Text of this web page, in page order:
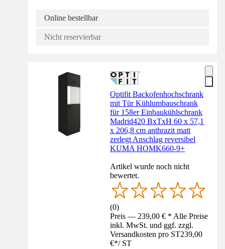
Online bestellbar
Nicht reservierbar
Optifit Backofenhochschrank
mit Tür Kühlumbauschrank
für 158er Einbaukühlschrank
Madrid420 BxTxH 60 x 57,1
x 206,8 cm anthrazit matt
zerlegt Anschlag reversibel
KUMA HOMK660-9+
Artikel wurde noch nicht
bewertet.
(0)
Preis — 239,00 € * Alle Preise
inkl. MwSt. und ggf. zzgl.
Versandkosten pro ST239,00
€*/ ST